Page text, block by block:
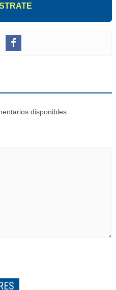
disponibles.